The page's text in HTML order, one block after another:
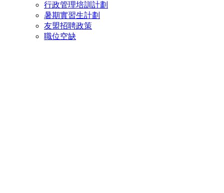
行政管理培訓計劃
暑期實習生計劃
友盟招聘政策
職位空缺